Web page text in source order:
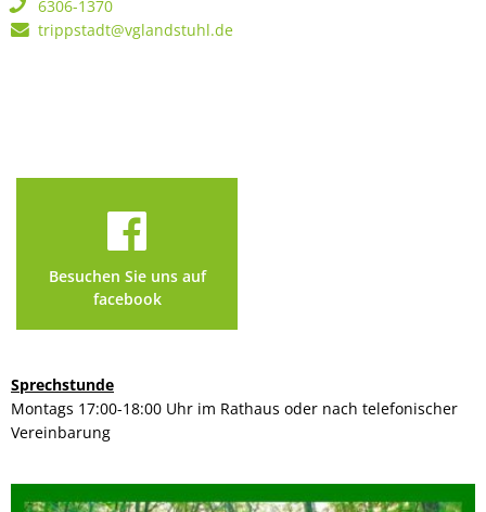
6306-1370
trippstadt@vglandstuhl.de
Besuchen Sie uns auf
facebook
Sprechstunde
Montags 17:00-18:00 Uhr im Rathaus oder nach telefonischer
Vereinbarung